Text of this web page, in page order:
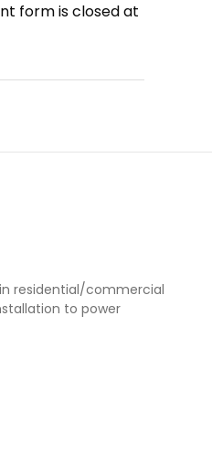
form is closed at
residential/commercial
to power